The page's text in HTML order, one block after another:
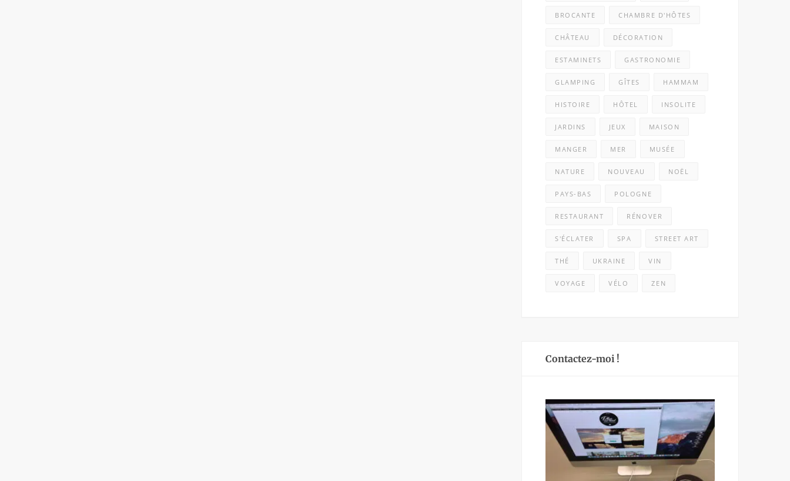
BROCANTE CHAMBRE D'HÔTES
CHÂTEAU DÉCORATION
ESTAMINETS GASTRONOMIE
GLAMPING GÎTES HAMMAM
HISTOIRE HÔTEL INSOLITE
JARDINS JEUX MAISON
MANGER MER MUSÉE
NATURE NOUVEAU NOËL
PAYS-BAS POLOGNE
RESTAURANT RÉNOVER
S'ÉCLATER SPA STREET ART
THÉ UKRAINE VIN
VOYAGE VÉLO ZEN
Contactez-moi !